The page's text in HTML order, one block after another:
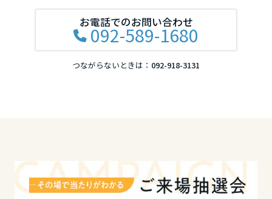
お電話でのお問い合わせ
092-589-1680
つながらないときは： 092-918-3131
愛媛県